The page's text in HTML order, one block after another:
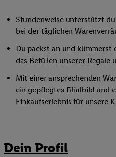
Stundenweise unterstützt
bei der täglichen
Du packst an und kümmerst
das Befüllen unserer Regale
Mit einer ansprechenden
ein gepflegtes Filialbild und
Einkaufserlebnis für unsere
Dein Profil